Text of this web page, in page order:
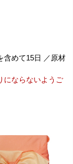
含めて15日 ／原材
にならないようご